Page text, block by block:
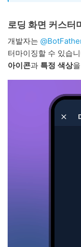
로딩 화면 커스터
개발자는
터마이징할 수 있습
아이콘과 특정 색상